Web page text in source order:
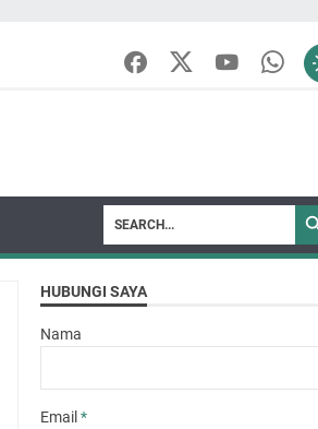
HUBUNGI SAYA
Nama
Email *